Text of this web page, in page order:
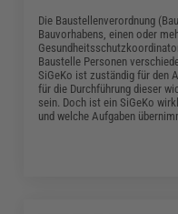
Die Baustellenverordnung
Bauvorhabens, einen oder
Baustelle Personen
SiGeKo ist zuständig für den
für die Durchführung dieser
sein. Doch ist ein SiGeKo
und welche Aufgaben